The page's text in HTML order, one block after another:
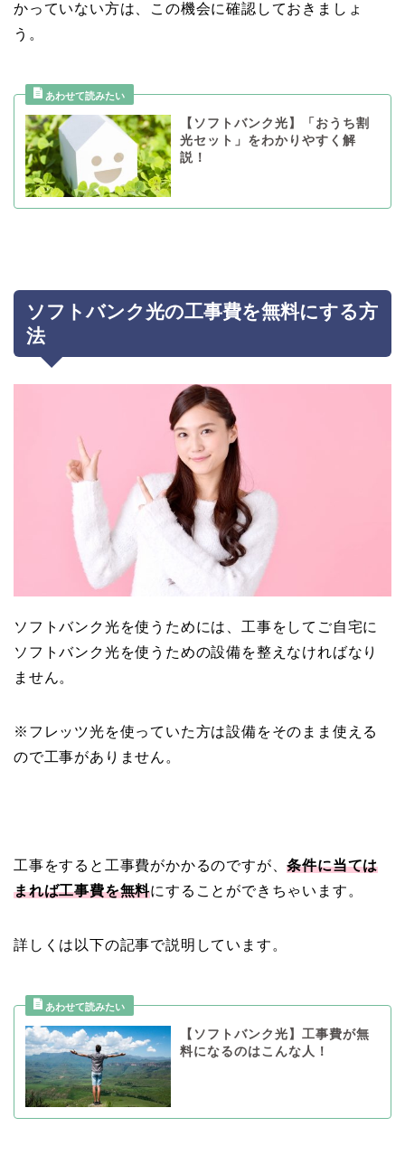
かっていない方は、この機会に確認しておきましょ
う。
【ソフトバンク光】「おうち割
光セット」をわかりやすく解
説！
ソフトバンク光の工事費を無料にする方
法
ソフトバンク光を使うためには、工事をしてご自宅に
ソフトバンク光を使うための設備を整えなければなり
ません。
※フレッツ光を使っていた方は設備をそのまま使える
ので工事がありません。
工事をすると工事費がかかるのですが、条件に当ては
まれば工事費を無料にすることができちゃいます。
詳しくは以下の記事で説明しています。
【ソフトバンク光】工事費が無
料になるのはこんな人！